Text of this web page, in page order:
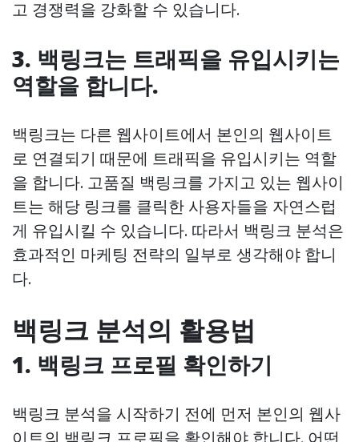
고 경쟁력을 강화할 수 있습니다.
3. 백링크는 트래픽을 유입시키는
역할을 합니다.
백링크는 다른 웹사이트에서 본인의 웹사이트
로 연결되기 때문에 트래픽을 유입시키는 역할
을 합니다. 고품질 백링크를 가지고 있는 웹사이
트는 해당 링크를 클릭한 사용자들을 자연스럽
게 유입시킬 수 있습니다. 따라서 백링크 분석은
효과적인 마케팅 전략의 일부로 생각해야 합니
다.
백링크 분석의 활용법
1. 백링크 프로필 확인하기
백링크 분석을 시작하기 전에 먼저 본인의 웹사
이트의 백링크 프로필을 확인해야 합니다. 어떤